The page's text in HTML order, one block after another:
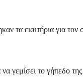
τα εισιτήρια για τον
γεμίσει το γήπεδο